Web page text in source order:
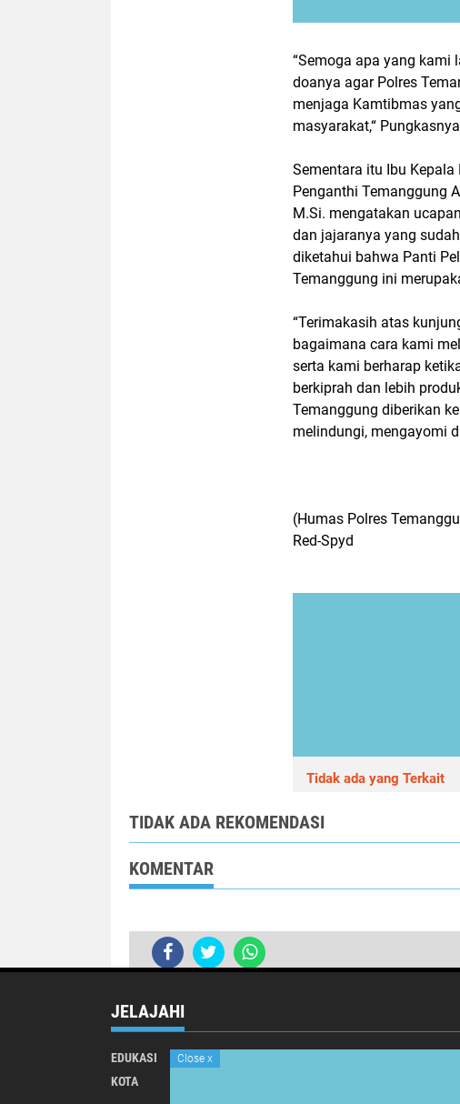
“Semoga apa yang kami
doanya agar Polres
menjaga Kamtibmas
masyarakat,“
Sementara itu Ibu
Penganthi Temanggung
M.Si. mengatakan
dan jajaranya yang
diketahui bahwa Panti
Temanggung ini
“Terimakasih atas
bagaimana cara kami
serta kami berharap
berkiprah dan lebih
Temanggung diberikan
melindungi, mengayomi
(Humas Polres
Red-Spyd
Tidak ada yang Terkait
TIDAK ADA REKOMENDASI
KOMENTAR
JELAJAHI
EDUKASI
KOTA
Close x